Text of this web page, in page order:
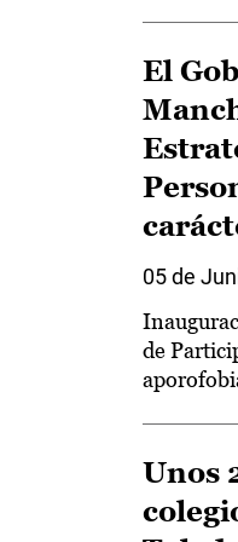
El
05 de
de
Unos